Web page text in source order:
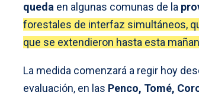
queda en algunas comunas de la
forestales de interfaz simultáneos,
que se extendieron hasta esta
La medida comenzará a regir hoy
evaluación, en las Penco, Tomé,